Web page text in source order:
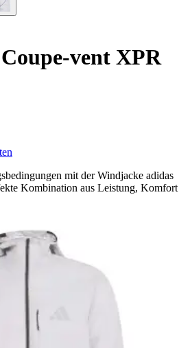
Coupe-vent XPR
mit der Windjacke adidas
Kombination aus Leistung, Komfort